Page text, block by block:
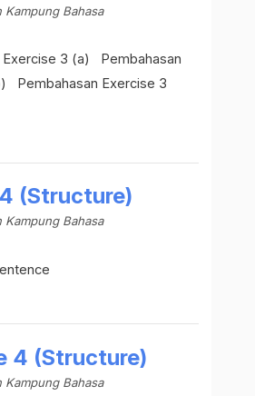
Kampung Bahasa
Exercise 3 (a) Pembahasan
Pembahasan Exercise 3
(Structure)
Kampung Bahasa
4 (Structure)
Kampung Bahasa